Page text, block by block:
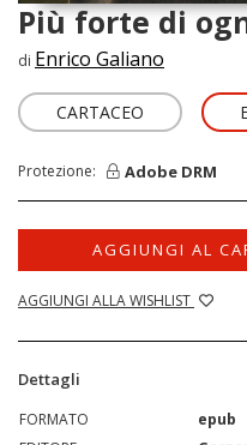
Più forte di
di Enrico Galiano
CARTACEO
Protezione: Adobe DRM
AGGIUNGI AL
AGGIUNGI ALLA WISHLIST
Dettagli
FORMATO
epub